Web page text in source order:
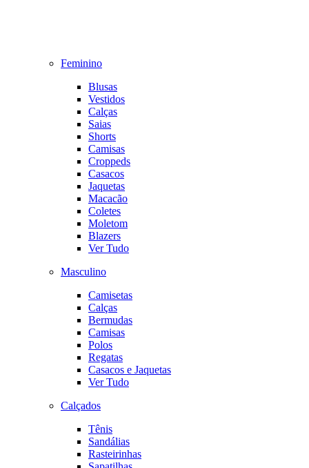
Feminino
Blusas
Vestidos
Calças
Saias
Shorts
Camisas
Croppeds
Casacos
Jaquetas
Macacão
Coletes
Moletom
Blazers
Ver Tudo
Masculino
Camisetas
Calças
Bermudas
Camisas
Polos
Regatas
Casacos e Jaquetas
Ver Tudo
Calçados
Tênis
Sandálias
Rasteirinhas